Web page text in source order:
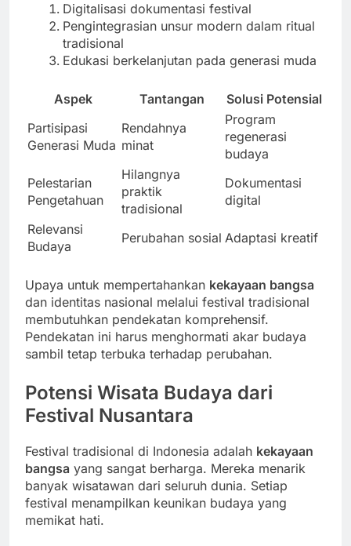
Digitalisasi dokumentasi festival
Pengintegrasian unsur modern dalam ritual
tradisional
Edukasi berkelanjutan pada generasi muda
Aspek Tantangan
Solusi Potensial
Partisipasi
Generasi Muda
Rendahnya
minat
Program
regenerasi
budaya
Pelestarian
Pengetahuan
Hilangnya
praktik
tradisional
Dokumentasi
digital
Relevansi
Budaya
Perubahan sosial Adaptasi kreatif
Upaya untuk mempertahankan kekayaan bangsa
dan identitas nasional melalui festival tradisional
membutuhkan pendekatan komprehensif.
Pendekatan ini harus menghormati akar budaya
sambil tetap terbuka terhadap perubahan.
Potensi Wisata Budaya dari
Festival Nusantara
Festival tradisional di Indonesia adalah kekayaan
bangsa yang sangat berharga. Mereka menarik
banyak wisatawan dari seluruh dunia. Setiap
festival menampilkan keunikan budaya yang
memikat hati.